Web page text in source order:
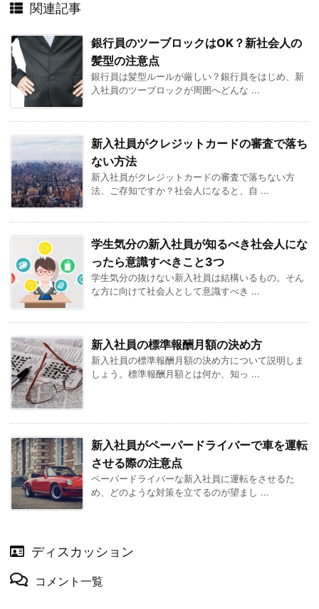
関連記事
銀行員のツーブロックはOK？新社会人の
髪型の注意点
銀行員は髪型ルールが厳しい？銀行員をはじめ、新
入社員のツーブロックが周囲へどんな ...
新入社員がクレジットカードの審査で落ち
ない方法
新入社員がクレジットカードの審査で落ちない方
法、ご存知ですか？社会人になると、自 ...
学生気分の新入社員が知るべき社会人にな
ったら意識すべきこと3つ
学生気分の抜けない新入社員は結構いるもの。そん
な方に向けて社会人として意識すべき ...
新入社員の標準報酬月額の決め方
新入社員の標準報酬月額の決め方について説明しま
しょう。標準報酬月額とは何か、知っ ...
新入社員がペーパードライバーで車を運転
させる際の注意点
ペーパードライバーな新入社員に運転をさせるた
め、どのような対策を立てるのが望まし ...
ディスカッション
コメント一覧